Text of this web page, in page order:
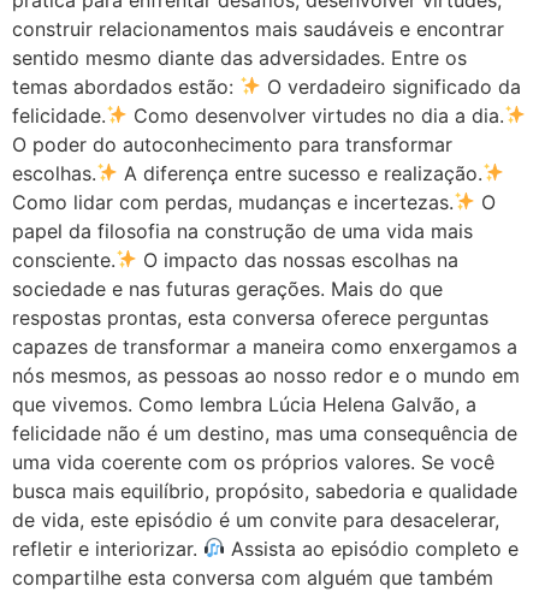
construir relacionamentos mais saudáveis e encontrar
sentido mesmo diante das adversidades. Entre os
temas abordados estão:
O verdadeiro significado da
felicidade.
Como desenvolver virtudes no dia a dia.
O poder do autoconhecimento para transformar
escolhas.
A diferença entre sucesso e realização.
Como lidar com perdas, mudanças e incertezas.
O
papel da filosofia na construção de uma vida mais
consciente.
O impacto das nossas escolhas na
sociedade e nas futuras gerações. Mais do que
respostas prontas, esta conversa oferece perguntas
capazes de transformar a maneira como enxergamos a
nós mesmos, as pessoas ao nosso redor e o mundo em
que vivemos. Como lembra Lúcia Helena Galvão, a
felicidade não é um destino, mas uma consequência de
uma vida coerente com os próprios valores. Se você
busca mais equilíbrio, propósito, sabedoria e qualidade
de vida, este episódio é um convite para desacelerar,
refletir e interiorizar.
Assista ao episódio completo e
compartilhe esta conversa com alguém que também